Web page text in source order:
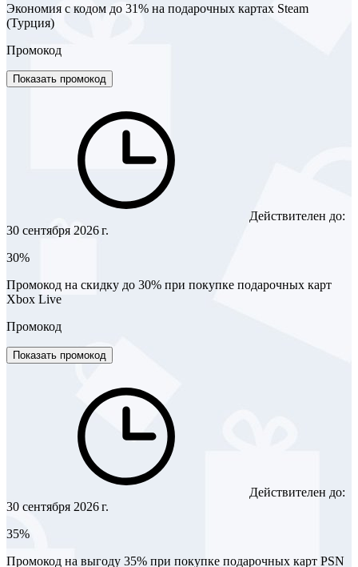
Экономия с кодом до 31% на подарочных картах Steam
(Турция)
Промокод
Показать промокод
Действителен до:
30 сентября 2026 г.
30%
Промокод на скидку до 30% при покупке подарочных карт
Xbox Live
Промокод
Показать промокод
Действителен до:
30 сентября 2026 г.
35%
Промокод на выгоду 35% при покупке подарочных карт PSN